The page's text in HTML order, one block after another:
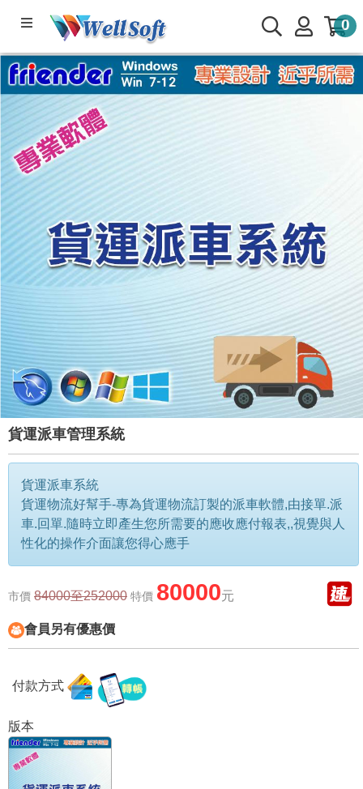
0
產品系列
軟體下載
公司簡介
線上管理系統
服務與支援
🌟部落專欄
會員與客戶專區
貨運派車管理系統
貨運派車系統
貨運物流好幫手-專為貨運物流訂製的派車軟體,由接單.派
車.回單.隨時立即產生您所需要的應收應付報表,,視覺與人
性化的操作介面讓您得心應手
市價 84000至252000 特價 80000元
會員另有優惠價
付款方式
版本